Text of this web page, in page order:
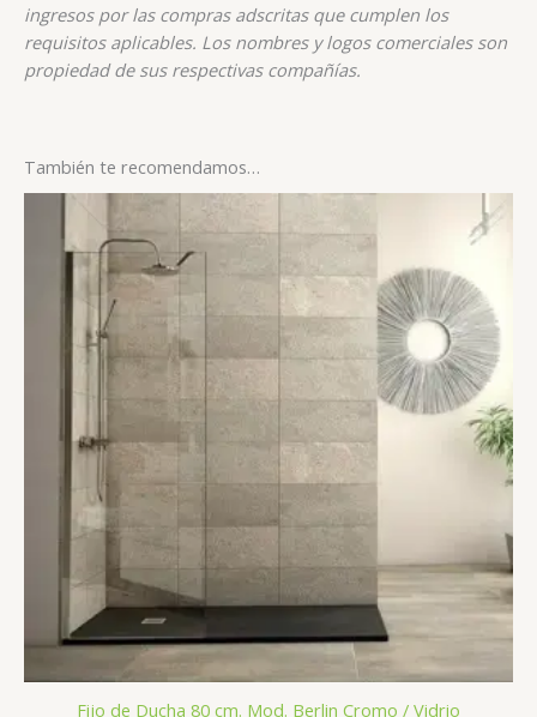
ingresos por las compras adscritas que cumplen los
requisitos aplicables. Los nombres y logos comerciales son
propiedad de sus respectivas compañías.
También te recomendamos…
Fijo de Ducha 80 cm. Mod. Berlin Cromo / Vidrio